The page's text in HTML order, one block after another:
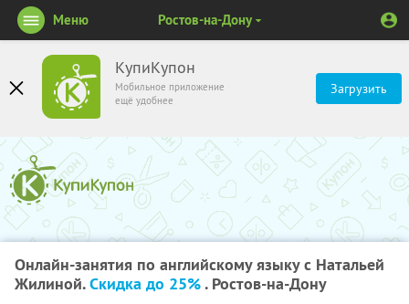
КупиКупон
Мобильное приложение
ещё удобнее
Загрузить
Меню Ростов-на-Дону
Онлайн-занятия по английскому языку с Натальей
Жилиной.Скидка до 25%. Ростов-на-Дону